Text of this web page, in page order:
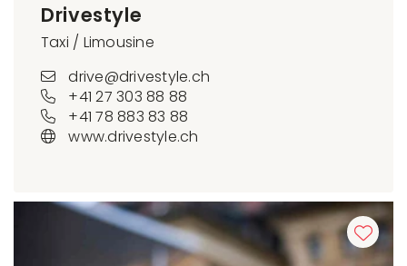
Drivestyle
Taxi / Limousine
drive@drivestyle.ch
+41 27 303 88 88
+41 78 883 83 88
www.drivestyle.ch